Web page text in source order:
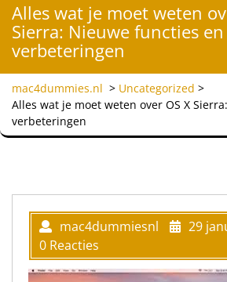
Alles wat je moet weten
Sierra: Nieuwe functies en
verbeteringen
mac4dummies.nl > Uncategorized >
Alles wat je moet weten over OS X
verbeteringen
mac4dummiesnl
29
0 Reacties